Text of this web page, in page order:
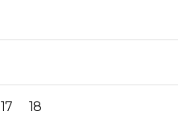
17 18